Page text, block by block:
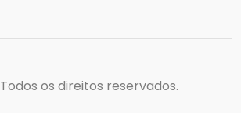
Todos os direitos reservados.